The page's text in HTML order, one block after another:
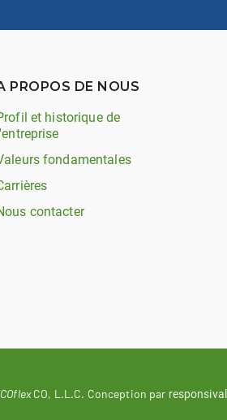
PROPOS DE NOUS
et historique de
fondamentales
contacter
CO, L.L.C. Conception par responsival